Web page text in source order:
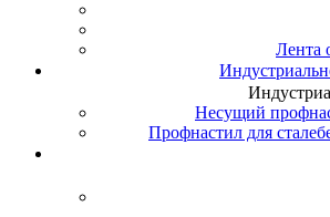
Лента
Несущий
Профнастил для